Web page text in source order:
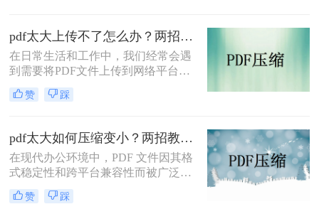
缩方法，帮助你轻松减小文件大小。
pdf太大上传不了怎么办？两招帮你解决！
在日常生活和工作中，我们经常会遇
到需要将PDF文件上传到网络平台或
发送给他人的情况。然而，有时PDF
文件过大，导致无法顺利上传或发
本文将介绍两种解决PDF文件过大无
法上传的方法，帮助你轻松应对这一
问题。
赞 踩
pdf太大如何压缩变小？两招教你轻松压缩！
在现代办公环境中，PDF 文件因其格
式稳定性和跨平台兼容性而被广泛使
用。然而，当这些文件变得过大时，
它们不仅占用大量存储空间，而且在
赞 踩